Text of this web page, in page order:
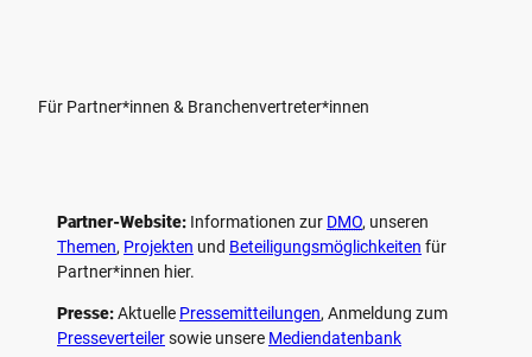
Für Partner*innen & Branchenvertreter*innen
Partner-Website: Informationen zur DMO, unseren ­
Themen, Projekten und Beteiligungs­möglichkeiten für
Partner*innen hier.
Presse:Aktuelle Pressemitteilungen, Anmeldung zum
Presseverteilersowie unsere Mediendatenbank